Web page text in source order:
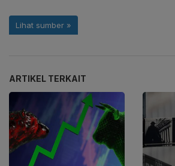
ARTIKEL TERKAIT